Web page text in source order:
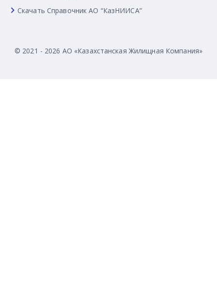
Скачать Справочник АО “КазНИИСА”
© 2021 - 2026 АО «Казахстанская Жилищная Компания»